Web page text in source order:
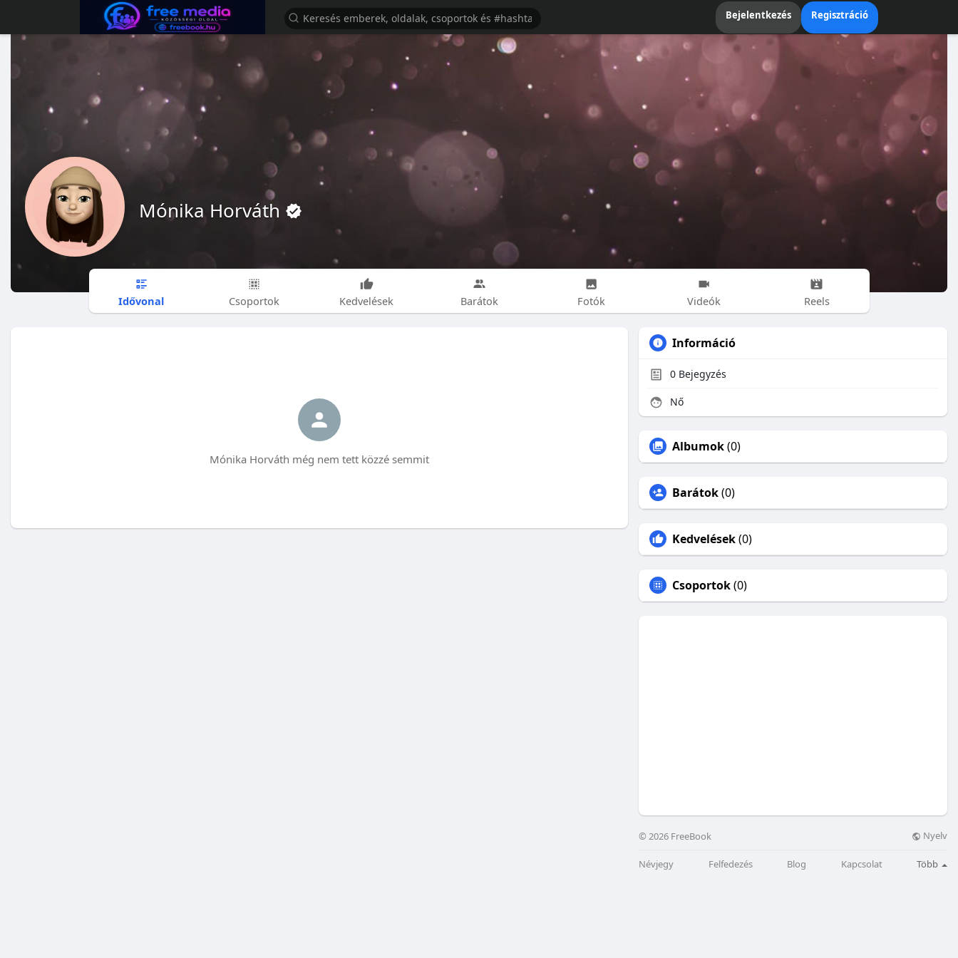
Bejelentkezés Regisztráció
Mónika Horváth
Idővonal Csoportok Kedvelések Barátok Fotók Videók Reels
Mónika Horváth még nem tett közzé semmit
Információ
0 Bejegyzés
Nő
Albumok(0)
Barátok(0)
Kedvelések(0)
Csoportok(0)
© 2026 FreeBook Nyelv
Névjegy Felfedezés Blog Kapcsolat Több